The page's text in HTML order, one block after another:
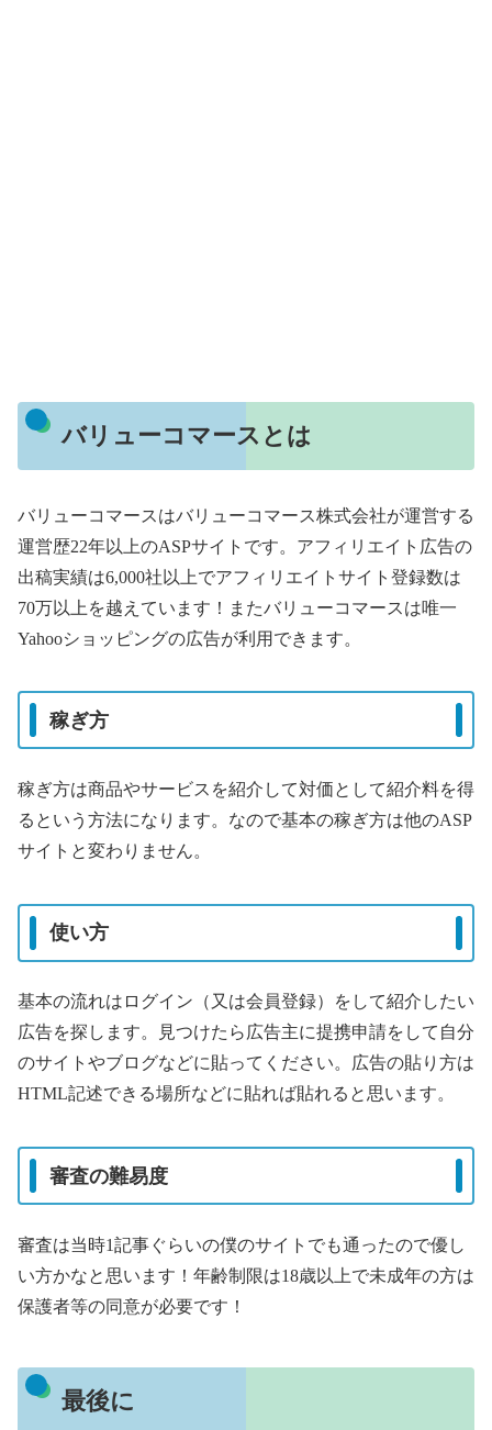
バリューコマースとは
バリューコマースはバリューコマース株式会社が運営する
運営歴22年以上のASPサイトです。アフィリエイト広告の
出稿実績は6,000社以上でアフィリエイトサイト登録数は
70万以上を越えています！またバリューコマースは唯一
Yahooショッピングの広告が利用できます。
稼ぎ方
稼ぎ方は商品やサービスを紹介して対価として紹介料を得
るという方法になります。なので基本の稼ぎ方は他のASP
サイトと変わりません。
使い方
基本の流れはログイン（又は会員登録）をして紹介したい
広告を探します。見つけたら広告主に提携申請をして自分
のサイトやブログなどに貼ってください。広告の貼り方は
HTML記述できる場所などに貼れば貼れると思います。
審査の難易度
審査は当時1記事ぐらいの僕のサイトでも通ったので優し
い方かなと思います！年齢制限は18歳以上で未成年の方は
保護者等の同意が必要です！
最後に